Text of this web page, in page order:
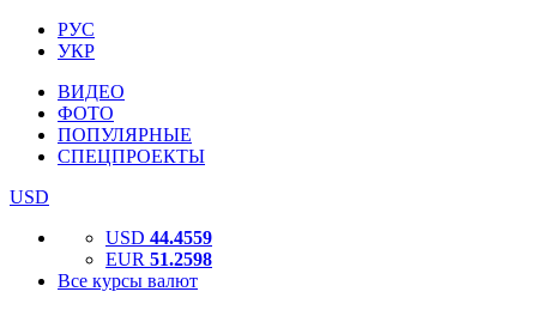
РУС
УКР
ВИДЕО
ФОТО
ПОПУЛЯРНЫЕ
СПЕЦПРОЕКТЫ
USD
USD 44.4559
EUR 51.2598
Все курсы валют